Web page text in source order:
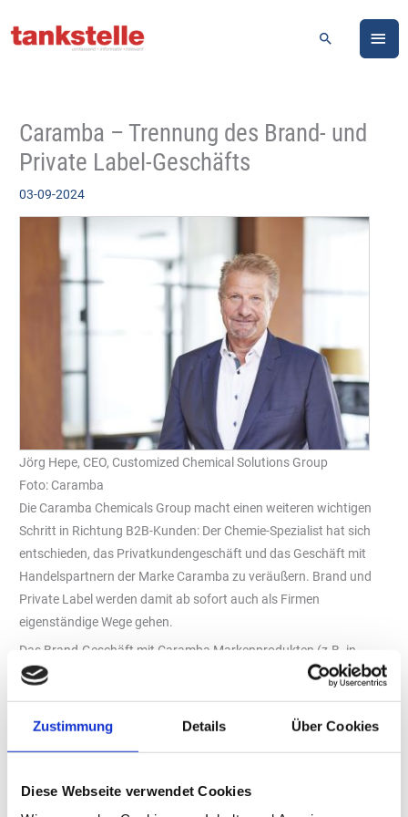
Zustimmung Details Über Cookies
Diese Webseite verwendet Cookies
Inhalt
Suchen
Caramba – Trennung des Brand- und
Private Label-Geschäfts
03-09-2024
Jörg Hepe, CEO, Customized Chemical Solutions Group
Foto: Caramba
Die Caramba Chemicals Group macht einen weiteren wichtigen
Schritt in Richtung B2B-Kunden: Der Chemie-Spezialist hat sich
entschieden, das Privatkundengeschäft und das Geschäft mit
Handelspartnern der Marke Caramba zu veräußern. Brand und
Private Label werden damit ab sofort auch als Firmen
eigenständige Wege gehen.
Das Brand-Geschäft mit Caramba Markenprodukten (z.B. in
Baumärkten) macht nur einen kleinen Teil des Umsatzerlöses der
weiterhin unter dem Dach der Konzern-Mutter BERNER Group,
werden entsprechend umfirmiert. Der Standort in Bad Kreuznach